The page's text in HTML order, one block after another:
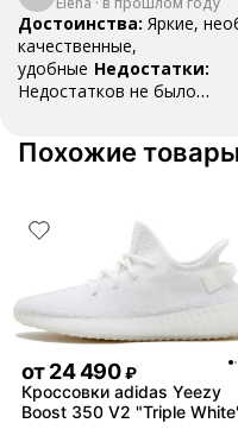
Достоинства: Яркие,
качественные,
удобные Недостатки:
Недостатков не было
упаковано
Похожие товары
от24 490 ₽
Кроссовки adidas Yeezy
Boost 350 V2 "Triple